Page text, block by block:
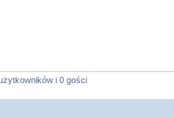
i 0 gości